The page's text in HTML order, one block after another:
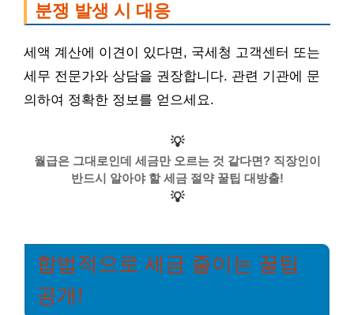
분쟁 발생 시 대응
세액 계산에 이견이 있다면, 국세청 고객센터 또는
세무 전문가와 상담을 권장합니다. 관련 기관에 문
의하여 정확한 정보를 얻으세요.
💡
월급은 그대로인데 세금만 오르는 것 같다면? 직장인이
반드시 알아야 할 세금 절약 꿀팁 대방출!
💡
합법적으로 세금 줄이는 꿀팁
공개!